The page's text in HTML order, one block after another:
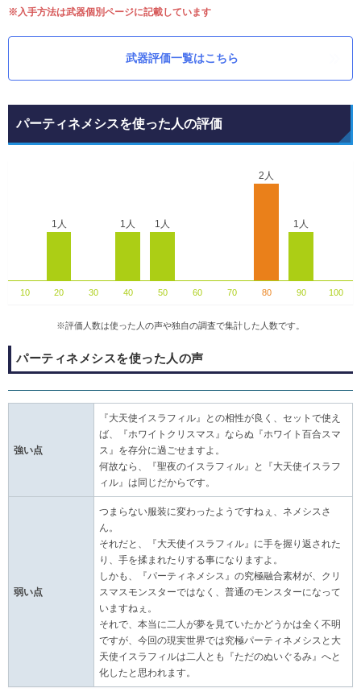
※入手方法は武器個別ページに記載しています
武器評価一覧はこちら
パーティネメシスを使った人の評価
1人 1人 1人
2人
1人
10 20 30 40 50 60 70 80 90 100
※評価人数は使った人の声や独自の調査で集計した人数です。
パーティネメシスを使った人の声
強い点
『大天使イスラフィル』との相性が良く、セットで使え
ば、『ホワイトクリスマス』ならぬ『ホワイト百合スマ
ス』を存分に過ごせますよ。
何故なら、『聖夜のイスラフィル』と『大天使イスラフ
ィル』は同じだからです。
弱い点
つまらない服装に変わったようですねぇ、ネメシスさ
ん。
それだと、『大天使イスラフィル』に手を握り返された
り、手を揉まれたりする事になりますよ。
しかも、『パーティネメシス』の究極融合素材が、クリ
スマスモンスターではなく、普通のモンスターになって
いますねぇ。
それで、本当に二人が夢を見ていたかどうかは全く不明
ですが、今回の現実世界では究極パーティネメシスと大
天使イスラフィルは二人とも『ただのぬいぐるみ』へと
化したと思われます。